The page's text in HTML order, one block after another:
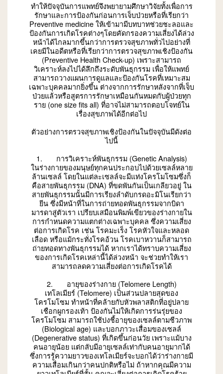
ทำให้ปัจจุบันการแพทย์จึงพยายามศึกษาวิจัยทั้งเพื่อการ
รักษาและการป้องกันก่อนการเจ็บป่วยหรือที่เรียกว่า
Preventive medicine ให้เข้ามามีบทบาทช่วยชะลอและ
ป้องกันการเกิดโรคต่างๆโดยคัดกรองความเสี่ยงได้ล่วง
หน้าได้ไกลมากขึ้นกว่าการตรวจสุขภาพทั่วไปอย่างที่
เคยมีในอดีตหรือที่เรียกว่าการตรวจสุขภาพเชิงป้องกัน
(Preventive Health Check-up) เพราะสามารถ
วิเคราะห์ลงไปได้ลึกถึงระดับพันธุกรรม เพื่อให้แพทย์
สามารถวางแผนการดูแลและป้องกันโรคที่เหมาะสม
เฉพาะบุคคลมากยิ่งขึ้น ต่างจากการรักษาหลังจากที่เจ็บ
ป่วยแล้วหรือสูตรการรักษาเหมือนกันหมดกับผู้ป่วยทุก
ราย (one size fits all) ที่อาจไม่สามารถตอบโจทย์ใน
เรื่องสุขภาพได้อีกต่อไป
ตัวอย่างการตรวจสุขภาพเชิงป้องกันในปัจจุบันมีดังต่อ
ไปนี้
1. การวิเคราะห์พันธุกรรม (Genetic Analysis)
ในร่างกายของมนุษย์ทุกคนประกอบไปด้วยเซลล์หลาย
ล้านเซลล์ โดยในแต่ละเซลล์จะมีแท่งโครโมโซมซึ่งก็
คือสายพันธุกรรม (DNA) ที่ขดพันกันเป็นเกลียวอยู่ ใน
สายพันธุกรรมนั้นมีการเรียงลำดับกรดอะมิโนเรียกว่า
ยีน ซึ่งมีหน้าที่ในการถ่ายทอดพันธุกรรมจากบิดา
มารดาสู่ตัวเรา เปรียบเสมือนพิมพ์เขียวของร่างกายใน
การกำหนดความแตกต่างเฉพาะบุคคล ซึ่งความเสี่ยง
ต่อการเกิดโรค เช่น โรคมะเร็ง โรคหัวใจและหลอด
เลือด หรือแม้กระทั่งโรคอ้วน โรคเบาหวานก็สามารถ
ถ่ายทอดทางพันธุกรรมได้ หากเราได้ทราบความเสี่ยง
ของการเกิดโรคเหล่านี้ได้ล่วงหน้า จะช่วยทำให้เรา
สามารถลดความเสี่ยงต่อการเกิดโรคได้
2. อายุของร่างกาย (Telomere Length)
เทโลเมียร์ (Telomere) เป็นส่วนปลายสุดของ
โครโมโซม ทำหน้าที่คล้ายกับหัวพลาสติกที่อยู่ปลาย
เชือกผูกรองเท้า ป้องกันไม่ให้เกิดการร่นรุ่ยของ
โครโมโซม สามารถใช้บ่งชี้อายุของเซลล์ตามชีวภาพ
(Biological age) และบอกภาวะเสื่อมของเซลล์
(Degenerative status) ที่เกิดขึ้นก่อนวัย เพราะแม้บาง
คนอายุน้อย แต่กลับมีอายุเซลล์เท่ากับคนอายุมากได้
ซึ่งการรู้ความยาวของเทโลเมียร์จะบอกได้ว่าร่างกายมี
ความเสื่อมเกินกว่าคนปกติหรือไม่ ถ้าหากคุณมีความ